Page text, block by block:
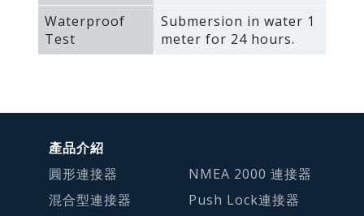
Waterproof
Test
Submersion in water 1
meter for 24 hours.
產品介紹
圓形連接器
混合型連接器
NMEA 2000 連接器
Push Lock連接器